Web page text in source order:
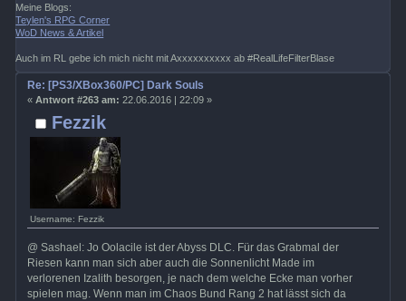
Meine Blogs:
Teylen's RPG Corner
WoD News & Artikel
Auch im RL gebe ich mich nicht mit Axxxxxxxxxx ab #RealLifeFilterBlase
Fezzik
Username: Fezzik
Re: [PS3/XBox360/PC] Dark Souls
« Antwort #263 am: 22.06.2016 | 22:09 »
@ Sashael: Jo Oolacile ist der Abyss DLC. Für das Grabmal der
Riesen kann man sich aber auch die Sonnenlicht Made im
verlorenen Izalith besorgen, je nach dem welche Ecke man vorher
spielen mag. Wenn man im Chaos Bund Rang 2 hat lässt sich da